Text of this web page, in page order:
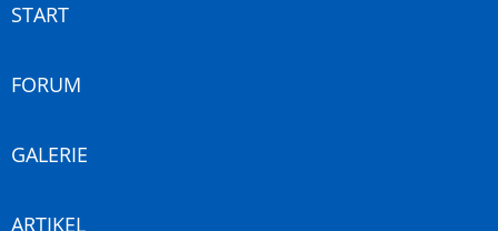
START
FORUM
GALERIE
ARTIKEL